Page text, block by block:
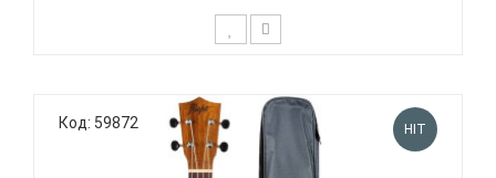
размере концерт произведен в Индонезии.
Верхняя дека и корпус, изготовленные из акации,
придают звуку мягкость и глубину. Инструмент
натурального цвета с матовой отделкой,
Код: 59872 HIT